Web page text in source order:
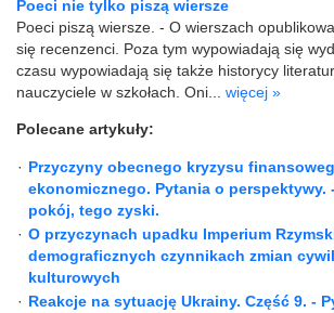
Poeci nie tylko piszą wiersze
Poeci piszą wiersze. - O wierszach
się recenzenci. Poza tym wypowiadają się
czasu wypowiadają się także historycy
nauczyciele w szkołach. Oni... więcej »
Polecane artykuły:
· Przyczyny obecnego kryzysu
ekonomicznego. Pytania o perspektywy.
pokój, tego zyski.
· O przyczynach upadku Imperium
demograficznych czynnikach zmian
kulturowych
· Reakcje na sytuację Ukrainy. Część 9. -